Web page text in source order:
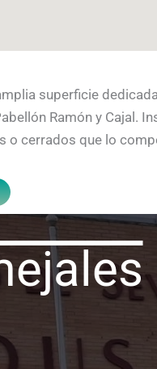
superficie
Ramón y Cajal.
o cerrados que lo